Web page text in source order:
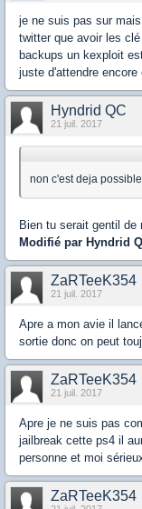
je ne suis pas sur
twitter que avoir les
backups un kexploit
juste d'attendre
Hyndrid QC
21 juil. 2017
non c'est deja
Bien tu serait gentil de
Modifié par Hyndrid
ZaRTeeK354
21 juil. 2017
Apre a mon avie il
sortie donc on peut
ZaRTeeK354
21 juil. 2017
Apre je ne suis pas
jailbreak cette ps4 il
personne et moi
ZaRTeeK354